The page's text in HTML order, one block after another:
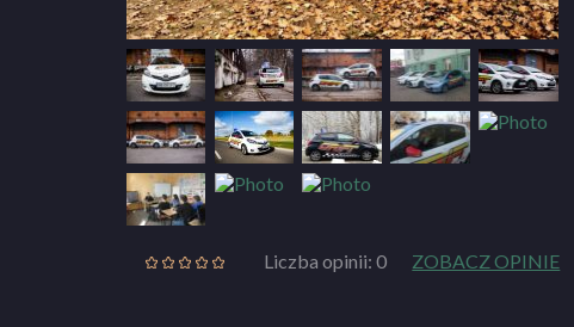
Liczba opinii: 0 ZOBACZ OPINIE